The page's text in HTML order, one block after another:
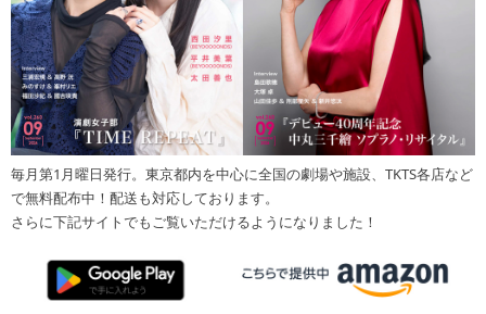
毎月第1月曜日発行。東京都内を中心に全国の劇場や施設、TKTS各店など
で無料配布中！配送も対応しております。
さらに下記サイトでもご覧いただけるようになりました！